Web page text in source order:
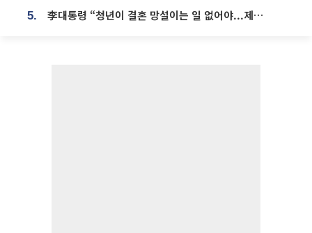
5. 李대통령 “청년이 결혼 망설이는 일 없어야...제도상 불이익 조사”